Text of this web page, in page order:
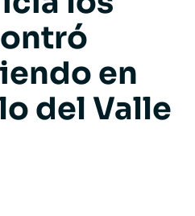
en
del Valle